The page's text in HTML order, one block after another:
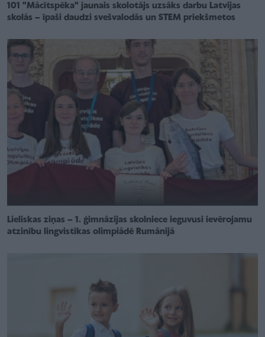
101 "Mācītspēka" jaunais skolotājs uzsāks darbu Latvijas
skolās – īpaši daudzi svešvalodās un STEM priekšmetos
Lieliskas ziņas – 1. ģimnāzijas skolniece ieguvusi ievērojamu
atzinību lingvistikas olimpiādē Rumānijā